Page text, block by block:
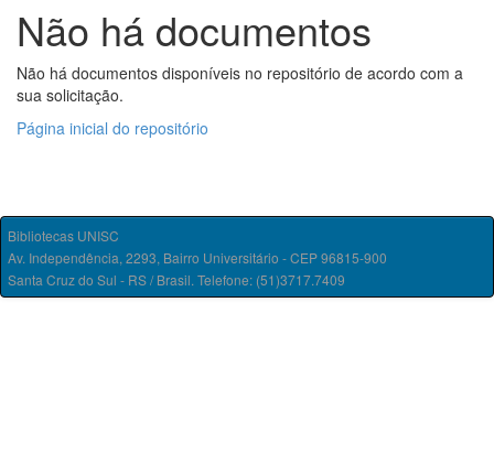
Não há documentos
Não há documentos disponíveis no repositório de acordo com a
sua solicitação.
Página inicial do repositório
Bibliotecas UNISC
Av. Independência, 2293, Bairro Universitário - CEP 96815-900
Santa Cruz do Sul - RS / Brasil. Telefone: (51)3717.7409